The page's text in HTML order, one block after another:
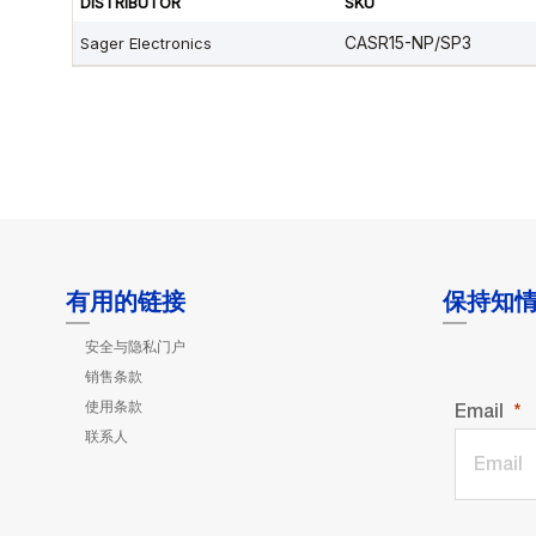
有用的链接
安全与隐私门户
销售条款
使用条款
联系人
保持知
Email